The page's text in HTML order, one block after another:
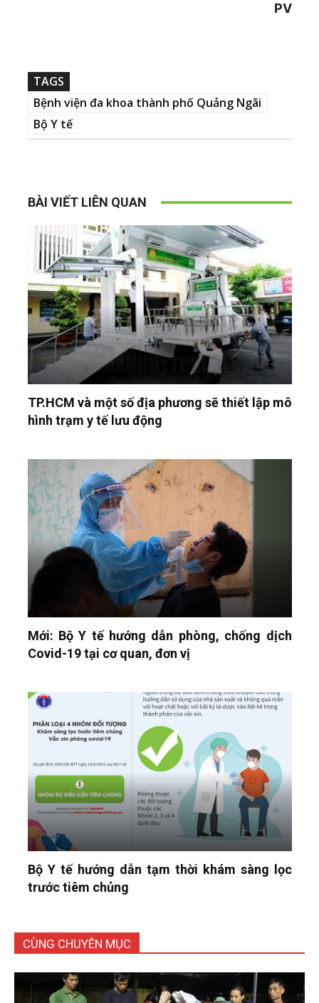
PV
TAGS
Bệnh viện đa khoa thành phố Quảng Ngãi
Bộ Y tế
BÀI VIẾT LIÊN QUAN
TP.HCM và một số địa phương sẽ thiết lập mô
hình trạm y tế lưu động
Mới: Bộ Y tế hướng dẫn phòng, chống dịch
Covid-19 tại cơ quan, đơn vị
Bộ Y tế hướng dẫn tạm thời khám sàng lọc
trước tiêm chủng
CÙNG CHUYÊN MỤC